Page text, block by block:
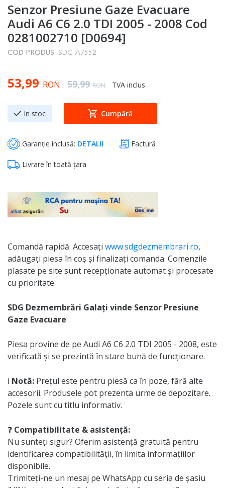
to
the
beginning
of
the
gallery
Senzor Presiune Gaze Evacuare
Audi A6 C6 2.0 TDI 2005 - 2008 Cod
0281002710 [D0694]
COD PRODUS: SDG-A7552
Special Price
53,99 RON Regular Price
59,99 RON TVA inclus
In stoc Cumpără
Garanție inclusă: DETALII Factură
Livrare în toată țara
Comandă rapidă: Accesați www.sdgdezmembrari.ro,
adăugați piesa în coș și finalizați comanda. Comenzile
plasate pe site sunt recepționate automat și procesate
cu prioritate.
SDG Dezmembrări Galați vinde Senzor Presiune
Gaze Evacuare
Piesa provine de pe Audi A6 C6 2.0 TDI 2005 - 2008, este
verificată și se prezintă în stare bună de funcționare.
ℹ️ Notă: Prețul este pentru piesă ca în poze, fără alte
accesorii. Produsele pot prezenta urme de depozitare.
Pozele sunt cu titlu informativ.
❓ Compatibilitate & asistență:
Nu sunteți sigur? Oferim asistență gratuită pentru
identificarea compatibilității, în limita informațiilor
disponibile.
Trimiteți-ne un mesaj pe WhatsApp cu seria de șasiu